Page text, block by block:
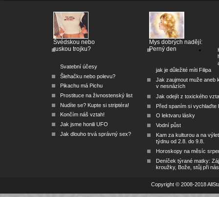
Švédskou nebo
ruskou trojku?
Svatební účesy
Šlehačku nebo polevu?
Pikachu má Pichu
Prostituce na živnostenský list
Nudíte se? Kupte si striptéra!
Končím náš vztah!
Jak jsme honili UFO
Jak dlouho trvá správný sex?
Mys dobrých nadějí:
Perný den
jak je důležité míti Filipa
Jak zaujmout muže aneb
v nesnázích
Jak odejít z toxického
Před spaním si vychlaďte
O lektvaru lásky
Vodní půst
Kam za kulturou a na
týdnu od 2.8. do 9.8.
Horoskopy na měsíc
Deníček týrané matky:
kroužky, Bože, stůj při nás
Copyright © 2008-2018